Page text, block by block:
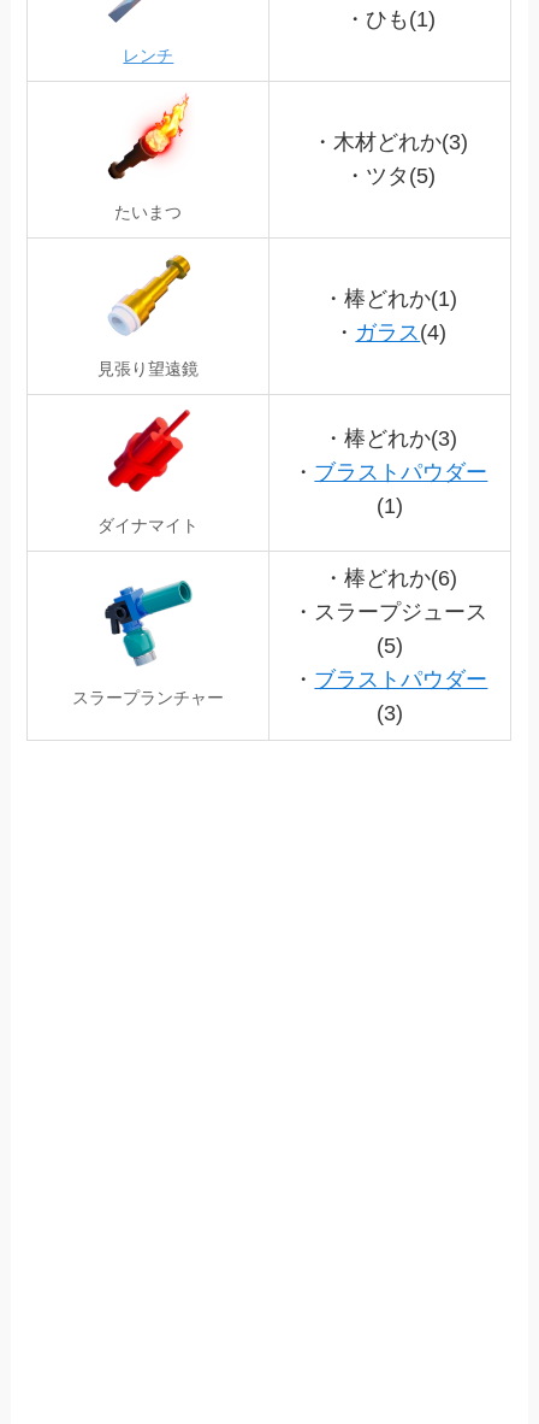
レンチ
・ひも(1)
たいまつ
・木材どれか(3)
・ツタ(5)
見張り望遠鏡
・棒どれか(1)
・ ガラス (4)
ダイナマイト
・棒どれか(3)
・ ブラストパウダー
(1)
スラープランチャー
・棒どれか(6)
・スラープジュース
(5)
・ ブラストパウダー
(3)